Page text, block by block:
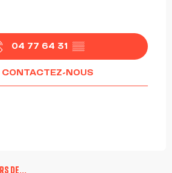
04 77 64 31 ▒▒
CONTACTEZ-NOUS
DE...